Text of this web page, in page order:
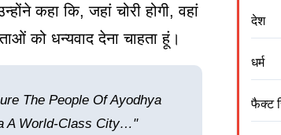
कहा कि, जहां चोरी होगी, वहां
को धन्यवाद देना चाहता हूं।
The People Of Ayodhya
A World-Class City…"
देश
धर्म
फैक्ट